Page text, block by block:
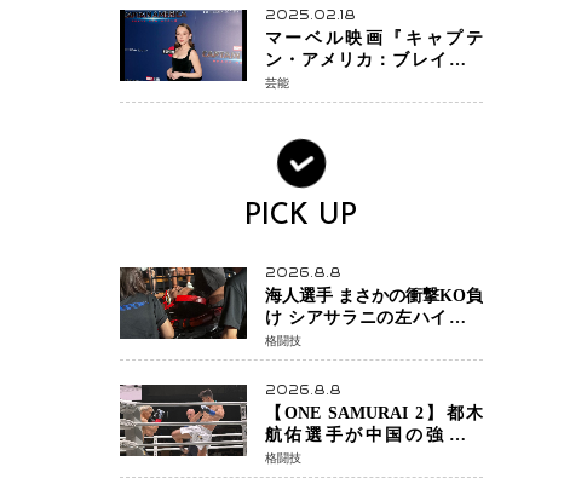
2025.02.18
マーベル映画『キャプテ
ン・アメリカ：ブレイブ・
ニュー・ワールド』 新ブラ
ック・ウィドウ役のシラ・
芸能
PICK UP
2026.8.8
海人選手 まさかの衝撃KO負
け シアサラニの左ハイが炸
裂 リベンジ戦は一瞬で決着
格闘技
2026.8.8
【ONE SAMURAI 2】都木
航佑選手が中国の強豪ル
オ・チャオの猛攻を受けな
がらも的確な攻撃で応戦
格闘技